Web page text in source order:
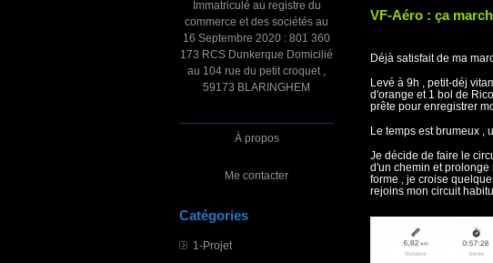
Immatriculé au registre du
commerce et des sociétés au
16 Septembre 2020 : 801 360
173 RCS Dunkerque Domicilié
au 104 rue du petit croquet ,
59173 BLARINGHEM
À propos
Me contacter
Catégories
1-Projet
VF-Aéro : ça
Déjà satisfait de ma
Levé à 9h , petit-déj
d'orange et 1 bol de
prête pour enregistrer
Le temps est brumeux ,
Je décide de faire le
d'un chemin et prolonge
forme , je croise
rejoins mon circuit